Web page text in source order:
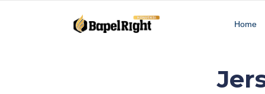
Home